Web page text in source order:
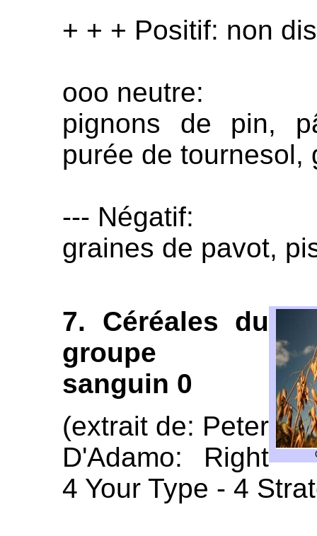
+ + + Positif: non
ooo neutre:
pignons de pin,
purée de tournesol,
--- Négatif:
graines de pavot,
7. Céréales du
groupe
sanguin 0
(extrait de: Peter
D'Adamo: Right
4 Your Type - 4